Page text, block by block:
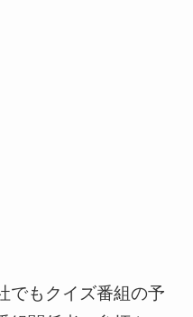
でもクイズ番組の予